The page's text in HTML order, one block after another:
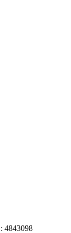
4843098